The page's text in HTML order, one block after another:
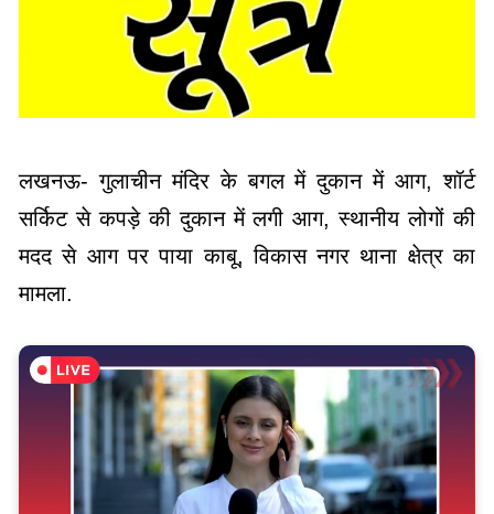
लखनऊ- गुलाचीन मंदिर के बगल में दुकान में आग, शॉर्ट
सर्किट से कपड़े की दुकान में लगी आग, स्थानीय लोगों की
मदद से आग पर पाया काबू, विकास नगर थाना क्षेत्र का
मामला.